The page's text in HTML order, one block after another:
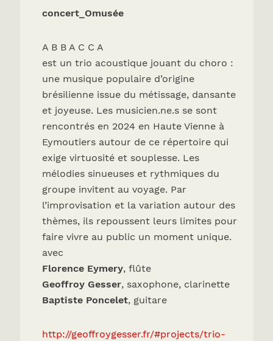
concert_Omusée
A B B A C C A
est un trio acoustique jouant du choro :
une musique populaire d’origine
brésilienne issue du métissage, dansante
et joyeuse. Les musicien.ne.s se sont
rencontrés en 2024 en Haute Vienne à
Eymoutiers autour de ce répertoire qui
exige virtuosité et souplesse. Les
mélodies sinueuses et rythmiques du
groupe invitent au voyage. Par
l’improvisation et la variation autour des
thèmes, ils repoussent leurs limites pour
faire vivre au public un moment unique.
avec
Florence Eymery, flûte
Geoffroy Gesser, saxophone, clarinette
Baptiste Poncelet, guitare
http://geoffroygesser.fr/#projects/trio-